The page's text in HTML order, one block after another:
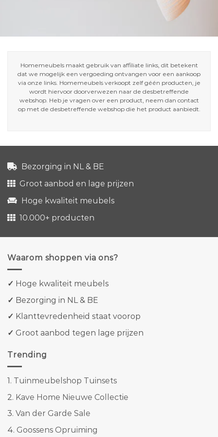
Homemeubels maakt gebruik van affiliate links, dit betekent
dat we mogelijk een vergoeding ontvangen voor een aankoop
via onze links. Homemeubels verkoopt zelf géén producten, je
wordt hiervoor doorverwezen naar de desbetreffende
webshop. Heb je vragen over een product, neem dan contact
op met de desbetreffende webshop die het product aanbiedt.
Bezorging in NL & BE
Groot aanbod en lage prijzen
Hoge kwaliteit meubels
10.000+ producten
Waarom shoppen via ons?
✓ Hoge kwaliteit meubels
✓ Bezorging in NL & BE
✓ Klanttevredenheid staat voorop
✓ Groot aanbod tegen lage prijzen
Trending
1. Tuinmeubelshop Tuinsets
2. Kave Home Nieuwe Collectie
3. Van der Garde Sale
4. Goossens Opruiming